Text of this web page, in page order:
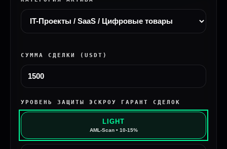
СУММА СДЕЛКИ (USDT)
УРОВЕНЬ ЗАЩИТЫ ЭСКРОУ ГАРАНТ СДЕЛОК
LIGHT
AML-Scan • 10-15%